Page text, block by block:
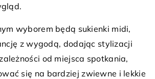
wyborem będą sukienki midi,
z wygodą, dodając stylizacji
od miejsca spotkania,
się na bardziej zwiewne i lekkie